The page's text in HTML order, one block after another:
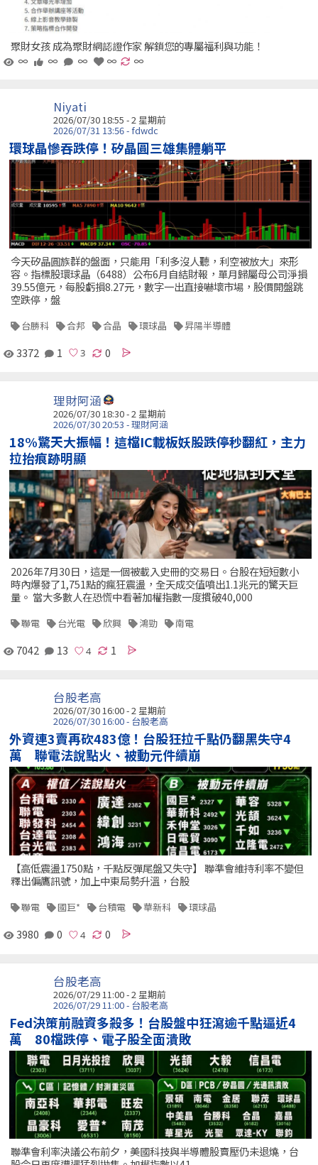
聚財女孩 成為聚財網認證作家 解鎖您的專屬福利與功能！
∞
∞ ∞ ∞ ∞
Niyati
2026/07/30 18:55 - 2 星期前
2026/07/31 13:56 - fdwdc
環球晶慘吞跌停！矽晶圓三雄集體躺平
今天矽晶圓族群的盤面，只能用「利多沒人聽，利空被放大」來形
容。指標股環球晶（6488）公布6月自結財報，單月歸屬母公司淨損
39.55億元，每股虧損8.27元，數字一出直接嚇壞市場，股價開盤跳
空跌停，盤
台勝科 合邦 合晶 環球晶 昇陽半導體
3372 1 0
理財阿涵
2026/07/30 18:30 - 2 星期前
2026/07/30 20:53 - 理財阿涵
18%驚天大振幅！這檔IC載板妖股跌停秒翻紅，主力
拉抬痕跡明顯
2026年7月30日，這是一個被載入史冊的交易日。台股在短短數小
時內爆發了1,751點的瘋狂震盪，全天成交值噴出1.1兆元的驚天巨
量。 當大多數人在恐慌中看著加權指數一度摜破40,000
聯電 台光電 欣興 鴻勁 南電
7042 13 1
台股老高
2026/07/30 16:00 - 2 星期前
2026/07/30 16:00 - 台股老高
外資連3賣再砍483億！台股狂拉千點仍翻黑失守4
萬 聯電法說點火、被動元件續崩
【高低震盪1750點，千點反彈尾盤又失守】 聯準會維持利率不變但
釋出偏鷹訊號，加上中東局勢升溫，台股
聯電 國巨* 台積電 華新科 環球晶
3980 0 0
台股老高
2026/07/29 11:00 - 2 星期前
2026/07/29 11:00 - 台股老高
Fed決策前融資多殺多！台股盤中狂瀉逾千點逼近4
萬 80檔跌停、電子股全面潰敗
聯準會利率決議公布前夕，美國科技與半導體股賣壓仍未退燒，台